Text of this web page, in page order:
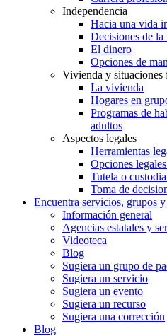
Independencia
Hacia una vida
Decisiones de la
El dinero
Opciones de
Vivienda y situaciones
La vivienda
Hogares en
Programas de
adultos
Aspectos legales
Herramientas
Opciones
Tutela o
Toma de
Encuentra servicios, grupos
Información general
Agencias estatales y
Videoteca
Blog
Sugiera un grupo de
Sugiera un servicio
Sugiera un evento
Sugiera un recurso
Sugiera una corrección
Blog